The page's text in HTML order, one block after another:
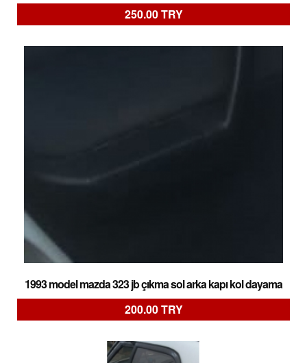
250.00 TRY
1993 model mazda 323 jb çıkma sol arka kapı kol dayama
200.00 TRY